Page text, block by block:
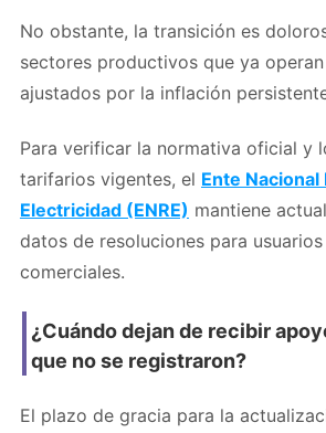
No obstante, la transición es
sectores productivos que ya
ajustados por la inflación
Para verificar la normativa oficial y
tarifarios vigentes, el Ente
Electricidad (ENRE) mantiene
datos de resoluciones para
comerciales.
¿Cuándo dejan de recibir
que no se registraron?
El plazo de gracia para la